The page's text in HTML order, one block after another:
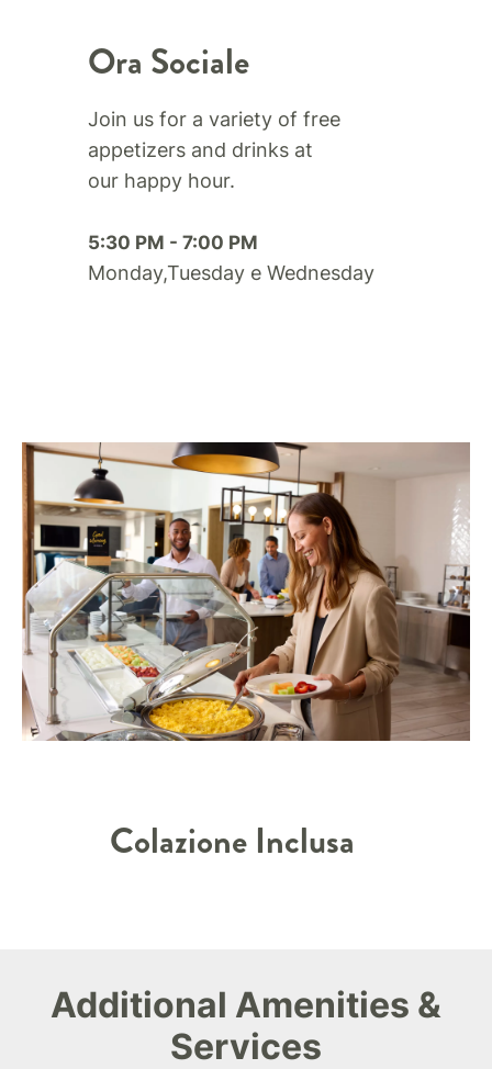
Ora Sociale
Join us for a variety of free
appetizers and drinks at
our happy hour.​
5:30 PM - 7:00 PM
Monday,Tuesday e Wednesday
Colazione Inclusa
Additional Amenities &
Services